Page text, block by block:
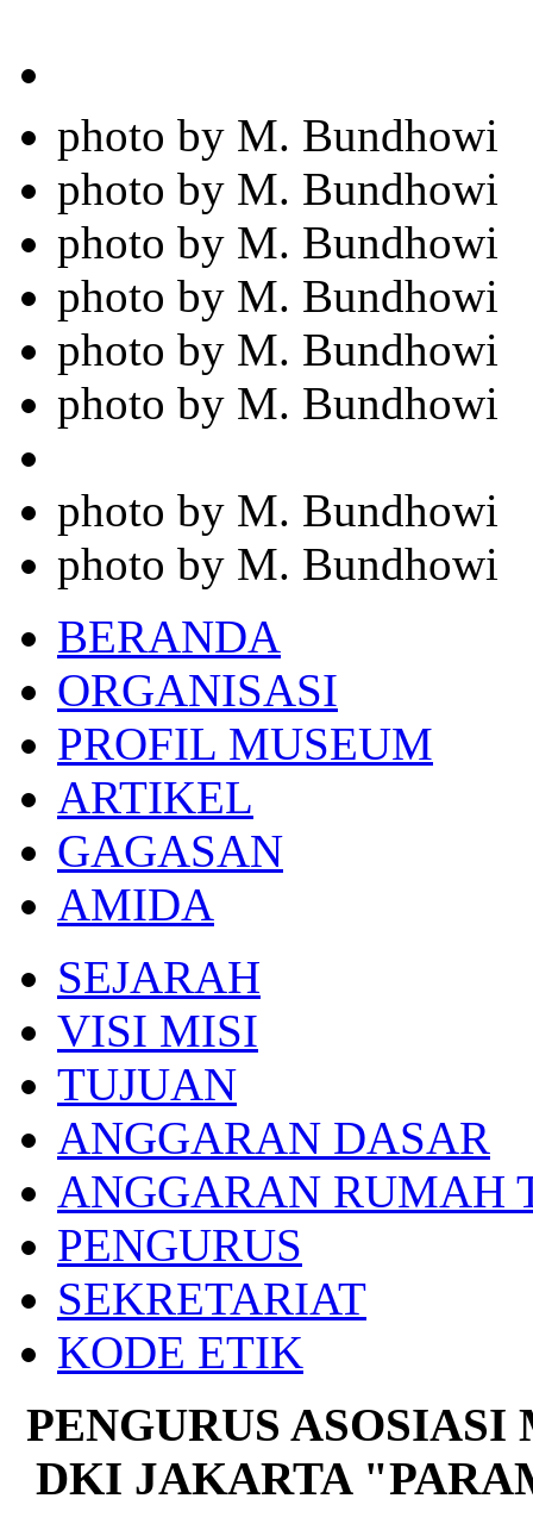
photo by M. Bundhowi
photo by M. Bundhowi
photo by M. Bundhowi
photo by M. Bundhowi
photo by M. Bundhowi
photo by M. Bundhowi
photo by M. Bundhowi
photo by M. Bundhowi
BERANDA
ORGANISASI
PROFIL MUSEUM
ARTIKEL
GAGASAN
AMIDA
SEJARAH
VISI MISI
TUJUAN
ANGGARAN DASAR
ANGGARAN RUMAH
PENGURUS
SEKRETARIAT
KODE ETIK
PENGURUS
DKI JAKARTA